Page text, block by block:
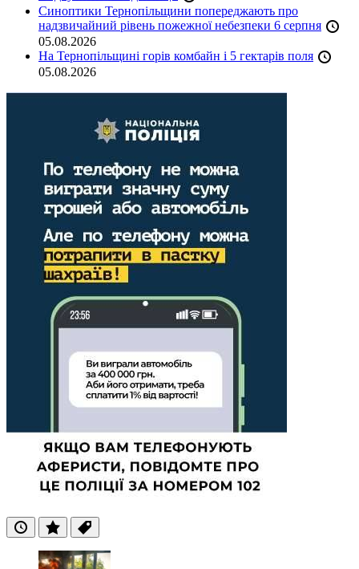
Синоптики Тернопільщини попереджають про
надзвичайний рівень пожежної небезпеки 6 серпня
05.08.2026
На Тернопільщині горів комбайн і 5 гектарів поля
05.08.2026
ОстанніПопулярні
Теги